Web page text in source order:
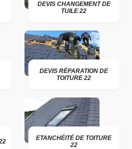
DEVIS CHANGEMENT DE
TUILE 22
DEVIS RÉPARATION DE
TOITURE 22
ETANCHÉITÉ DE TOITURE
22